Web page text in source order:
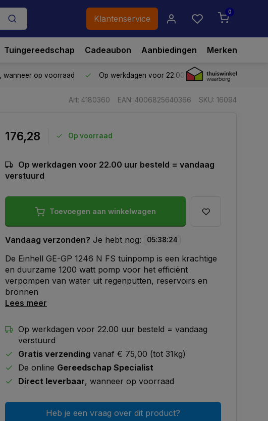
Klantenservice
0
Tuingereedschap Cadeaubon Aanbiedingen Merken
, wanneer op voorraad Op werkdagen voor 22.00 uur besteld,vandaag
Art: 4180360 EAN: 4006825640366 SKU: 16094
176,28 Op voorraad
Op werkdagen voor 22.00 uur besteld = vandaag
verstuurd
Toevoegen aan winkelwagen
Vandaag verzonden? Je hebt nog: 05:38:23
De Einhell GE-GP 1246 N FS tuinpomp is een krachtige
en duurzame 1200 watt pomp voor het efficiënt
verpompen van water uit regenputten, reservoirs en
bronnen
Lees meer
Op werkdagen voor 22.00 uur besteld = vandaag
verstuurd
Gratis verzending vanaf € 75,00 (tot 31kg)
De online Gereedschap Specialist
Direct leverbaar, wanneer op voorraad
Heb je een vraag over dit product?